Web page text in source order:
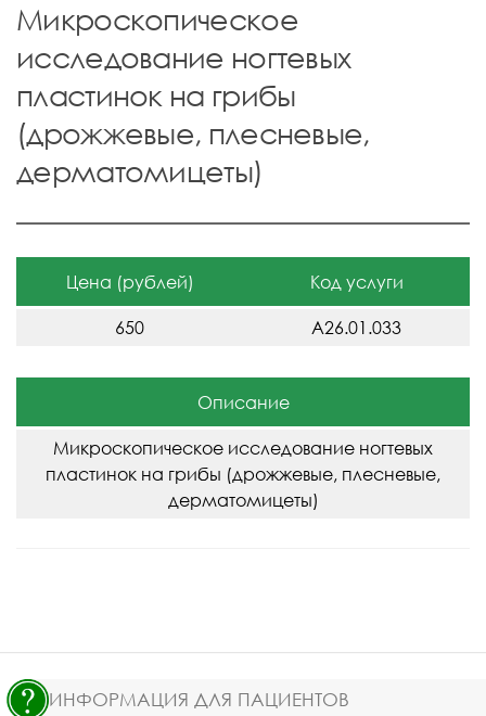
Микроскопическое
исследование ногтевых
пластинок на грибы
(дрожжевые, плесневые,
дерматомицеты)
Цена (рублей) Код услуги
650 A26.01.033
Описание
Микроскопическое исследование ногтевых
пластинок на грибы (дрожжевые, плесневые,
дерматомицеты)
ИНФОРМАЦИЯ ДЛЯ ПАЦИЕНТОВ